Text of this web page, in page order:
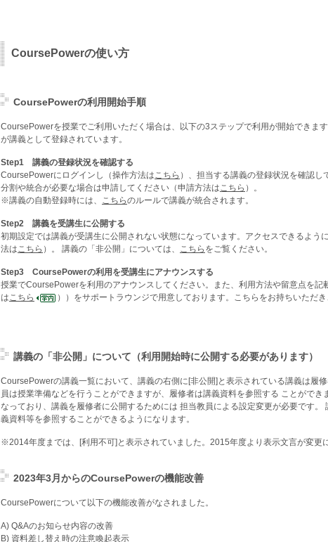
CoursePowerの使い方
CoursePowerの利用開始手順
CoursePowerを授業でご利用いただく場合は、以下の3ステップで利用が開始できま
が講義として登録されています。
Step1 講義の登録状況を確認する
CoursePowerにログインし（操作方法はこちら ）、担当する講義の登録状況を確認
分割や統合が必要な場合は申請してください（申請方法はこちら ）。
※講義の自動登録時には、 こちらのルールで講義が統合されます。
Step2 講義を受講生に公開する
初期設定では講義が受講生に公開されない状態になっています。アクセスできるよう
法はこちら ）。 講義の「非公開」については、 こちら をご覧ください。
Step3 CoursePowerの利用を受講生にアナウンスする
授業でCoursePowerを利用のアナウンスしてください。また、利用方法や留意点を
はこちら ））をサポートラウンジで用意しております。こちらをお持ちいただき
講義の「非公開」について（利用開始時に公開する必要があります）
CoursePowerの講義一覧において、講義の右側に[非公開]と表示されている講義は履
員は授業準備などを行うことができますが、履修者は講義資料を参照する ことができ
なっており、講義を履修者に公開するためには 担当教員による設定変更が必要です
義資料等を参照することができるようになります。
※2014年度までは、[利用不可]と表示されていました。2015年度より表示文言が変更
2023年3月からのCoursePowerの機能改善
CoursePowerについて以下の機能改善がなされました。
A) Q&Aのお知らせ内容の改善
B) 資料差し替え時の注意喚起表示